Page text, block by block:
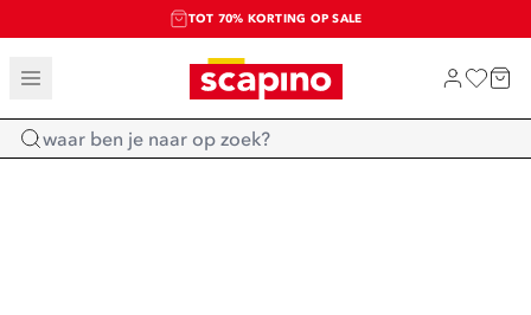
TOT 70% KORTING OP SALE
SALE: LAATSTE KANS!
SHOP NIEUW
Home